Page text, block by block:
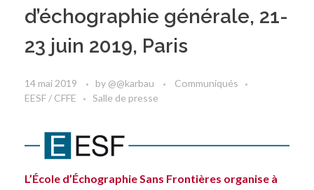
d’échographie générale, 21-
23 juin 2019, Paris
14 mai 2019 by @@karbau
Communiqués
EESF / CFFE
Salle de presse
L’École d’Échographie Sans Frontières organise à